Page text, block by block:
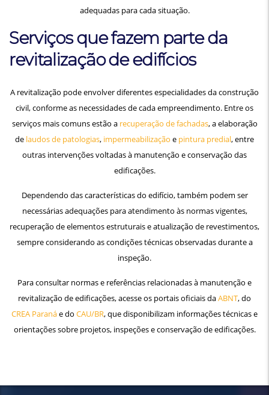
adequadas para cada situação.
Serviços que fazem parte da
revitalização de edifícios
A revitalização pode envolver diferentes especialidades da construção
civil, conforme as necessidades de cada empreendimento. Entre os
serviços mais comuns estão a recuperação de fachadas, a elaboração
de laudos de patologias, impermeabilização e pintura predial, entre
outras intervenções voltadas à manutenção e conservação das
edificações.
Dependendo das características do edifício, também podem ser
necessárias adequações para atendimento às normas vigentes,
recuperação de elementos estruturais e atualização de revestimentos,
sempre considerando as condições técnicas observadas durante a
inspeção.
Para consultar normas e referências relacionadas à manutenção e
revitalização de edificações, acesse os portais oficiais daABNT, do
CREA Paranáe do CAU/BR, que disponibilizam informações técnicas e
orientações sobre projetos, inspeções e conservação de edificações.